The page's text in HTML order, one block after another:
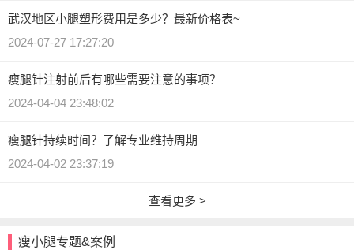
武汉地区小腿塑形费用是多少？最新价格表~
2024-07-27 17:27:20
瘦腿针注射前后有哪些需要注意的事项？
2024-04-04 23:48:02
瘦腿针持续时间？了解专业维持周期
2024-04-02 23:37:19
查看更多 >
瘦小腿专题&案例